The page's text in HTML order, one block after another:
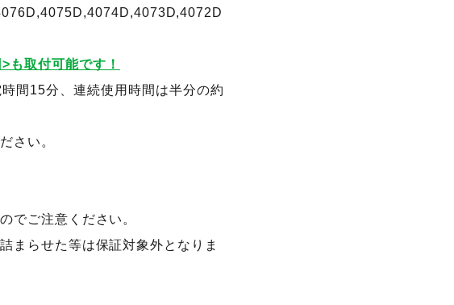
取付可能です！
間15分、連続使用時間は半分の約
さい。
のでご注意ください。
まらせた等は保証対象外となりま